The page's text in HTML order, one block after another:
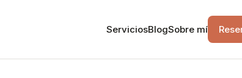
ServiciosBlogSobre mí